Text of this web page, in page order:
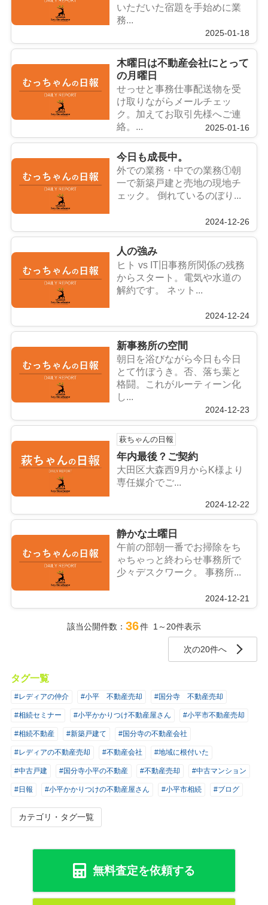
いただいた宿題を手始めに業
務...
2025-01-18
木曜日は不動産会社にとって
の月曜日
せっせと事務仕事配送物を受
け取りながらメールチェッ
ク。加えてお取引先様へご連
絡。...
2025-01-16
今日も成長中。
外での業務・中での業務①朝
一で新築戸建と売地の現地チ
ェック。 倒れているのぼり...
2024-12-26
人の強み
ヒト vs IT旧事務所関係の残務
からスタート。電気や水道の
解約です。 ネット...
2024-12-24
新事務所の空間
朝日を浴びながら今日も今日
とて竹ぼうき。否、落ち葉と
格闘。これがルーティーン化
し...
2024-12-23
萩ちゃんの日報
年内最後？ご契約
大田区大森西9月からK様より
専任媒介でご...
2024-12-22
静かな土曜日
午前の部朝一番でお掃除をち
ゃちゃっと終わらせ事務所で
少々デスクワーク。 事務所...
2024-12-21
該当公開件数： 36件 1～20件表示
次の20件へ
タグ一覧
#レディアの仲介 #小平 不動産売却 #国分寺 不動産売却
#相続セミナー #小平かかりつけ不動産屋さん #小平市不動産売却
#相続不動産 #新築戸建て #国分寺の不動産会社
#レディアの不動産売却 #不動産会社 #地域に根付いた
#中古戸建 #国分寺小平の不動産 #不動産売却 #中古マンション
#日報 #小平かかりつけの不動産屋さん #小平市相続 #ブログ
カテゴリ・タグ一覧
無料査定を依頼する